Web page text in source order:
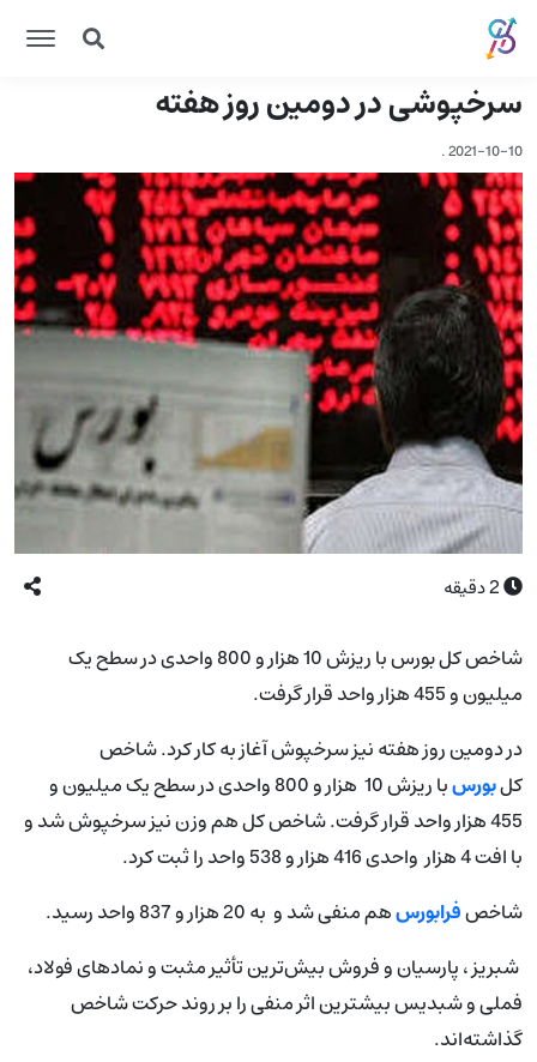
سرخپوشی در دومین روز هفته
2021-10-10
.
2دقیقه
شاخص کل بورس با ریزش 10 هزار و 800 واحدی در سطح یک
میلیون و 455 هزار واحد قرار گرفت.
در دومین روز هفته نیز سرخپوش آغاز به کار کرد. شاخص
کلبورس
با ریزش 10 هزار و 800 واحدی در سطح یک میلیون و
455 هزار واحد قرار گرفت. شاخص کل هم وزن نیز سرخپوش شد و
با افت 4 هزار واحدی 416 هزار و 538 واحد را ثبت کرد.
شاخصفرابورسهم منفی شد و به 20 هزار و 837 واحد رسید.
شبریز ، پارسیان و فروش بیش‌ترین تأثیر مثبت و نمادهای فولاد،
فملی و شبدیس بیشترین اثر منفی را بر روند حرکت شاخص
گذاشته‌اند.